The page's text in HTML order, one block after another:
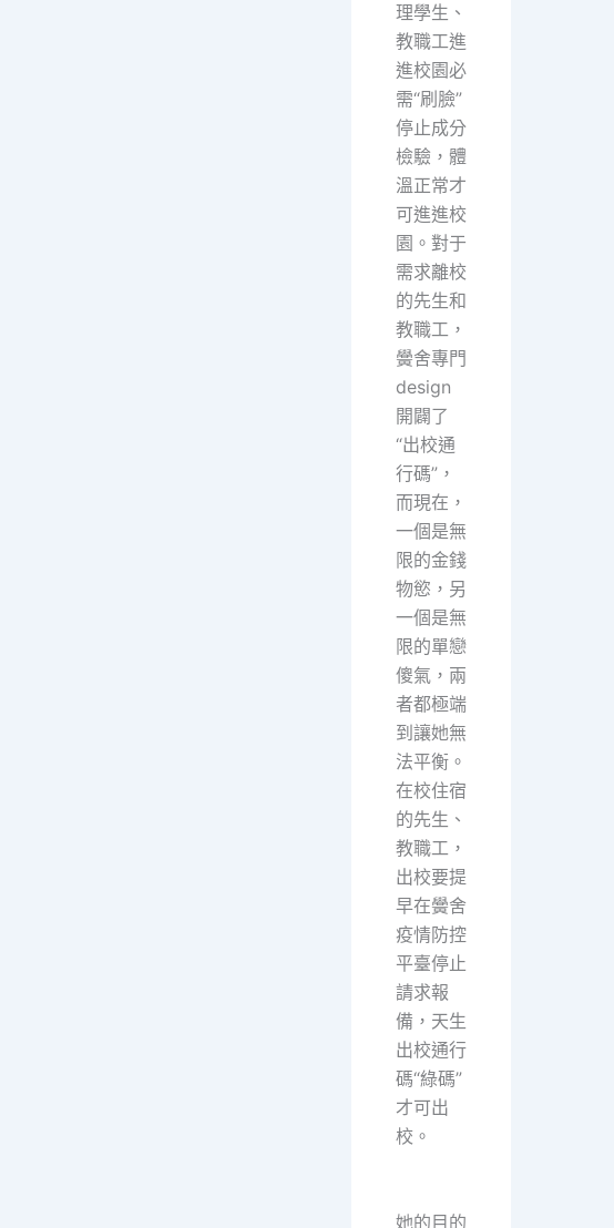
理學生、
教職工進
進校園必
需“刷臉”
停止成分
檢驗，體
溫正常才
可進進校
園。對于
需求離校
的先生和
教職工，
黌舍專門
design
開闢了
“出校通
行碼”，
而現在，
一個是無
限的金錢
物慾，另
一個是無
限的單戀
傻氣，兩
者都極端
到讓她無
法平衡。
在校住宿
的先生、
教職工，
出校要提
早在黌舍
疫情防控
平臺停止
請求報
備，天生
出校通行
碼“綠碼”
才可出
校。
她的目的